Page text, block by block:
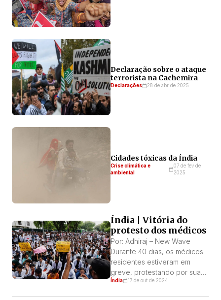
Declaração sobre o ataque
terrorista na Cachemira
Declarações 28 de abr de 2025
Cidades tóxicas da Índia
Crise climática e
ambiental
07 de fev de
2025
Índia | Vitória do
protesto dos médicos
Por: Adhiraj – New Wave
Durante 40 dias, os médicos
residentes estiveram em
greve, protestando por suas
cinco reivindicações: 1)
Índia 17 de out de 2024